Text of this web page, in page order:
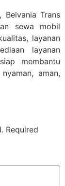
Belvania Trans
sewa mobil
layanan
layanan
membantu
aman,
Required